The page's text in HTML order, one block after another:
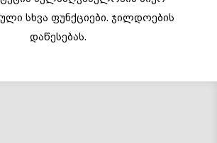
სხვა ფუნქციები. ჯილდოების
დაწესებას.